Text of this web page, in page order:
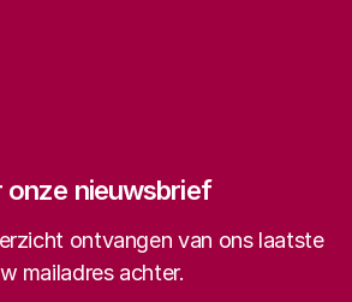
onze nieuwsbrief
ontvangen van ons laatste
mailadres achter.